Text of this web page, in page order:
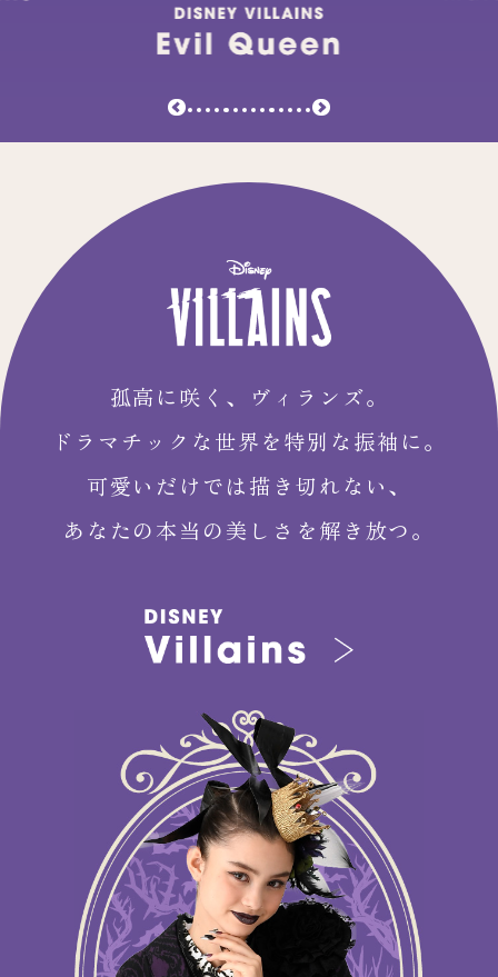
孤高に咲く、ヴィランズ。
ドラマチックな世界を特別な振袖に。
可愛いだけでは描き切れない、
あなたの本当の美しさを解き放つ。